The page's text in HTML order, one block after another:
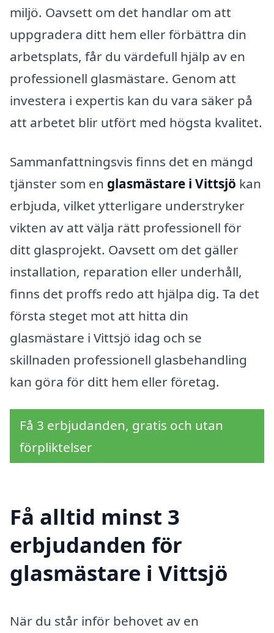
miljö. Oavsett om det handlar om att
uppgradera ditt hem eller förbättra din
arbetsplats, får du värdefull hjälp av en
professionell glasmästare. Genom att
investera i expertis kan du vara säker på
att arbetet blir utfört med högsta kvalitet.
Sammanfattningsvis finns det en mängd
tjänster som en glasmästare i Vittsjö kan
erbjuda, vilket ytterligare understryker
vikten av att välja rätt professionell för
ditt glasprojekt. Oavsett om det gäller
installation, reparation eller underhåll,
finns det proffs redo att hjälpa dig. Ta det
första steget mot att hitta din
glasmästare i Vittsjö idag och se
skillnaden professionell glasbehandling
kan göra för ditt hem eller företag.
Få 3 erbjudanden, gratis och utan
förpliktelser
Få alltid minst 3
erbjudanden för
glasmästare i Vittsjö
När du står inför behovet av en